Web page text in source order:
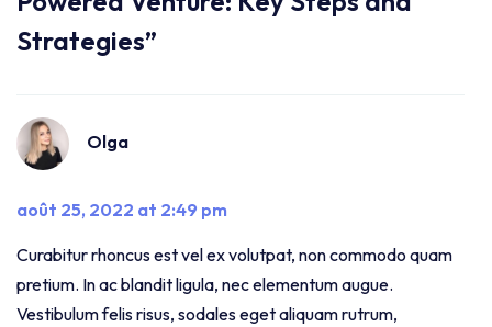
Strategies”
Olga
août 25, 2022 at 2:49 pm
Curabitur rhoncus est vel ex volutpat, non commodo quam
pretium. In ac blandit ligula, nec elementum augue.
Vestibulum felis risus, sodales eget aliquam rutrum,